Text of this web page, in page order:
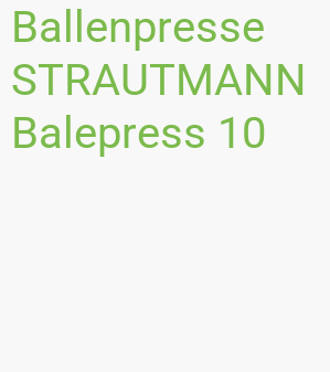
Ballenpresse
STRAUTMANN
Balepress 10